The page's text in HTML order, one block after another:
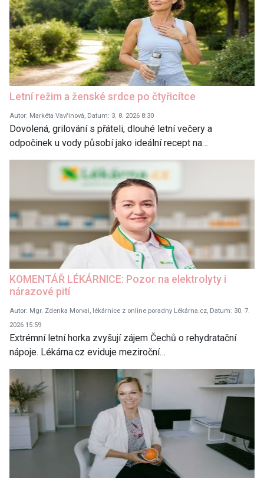
Letní režim a ženské srdce po čtyřicítce
Autor: Markéta Vavřinová, Datum: 3. 8. 2026 8:30
Dovolená, grilování s přáteli, dlouhé letní večery a
odpočinek u vody působí jako ideální recept na…
KOMENTÁŘ LÉKÁRNICE: Pozor na elektrolyty i
nárazové pití
Autor: Mgr. Zdenka Morvai, lékárnice z online poradny Lékárna.cz, Datum: 30. 7.
2026 15:59
Extrémní letní horka zvyšují zájem Čechů o rehydratační
nápoje. Lékárna.cz eviduje meziroční…